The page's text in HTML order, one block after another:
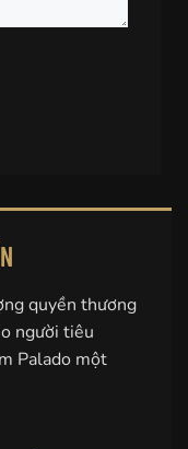
quyền thương
người tiêu
Palado một